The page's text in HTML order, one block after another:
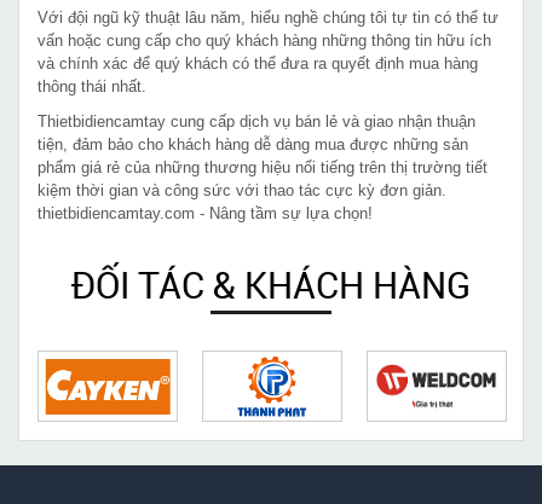
Với đội ngũ kỹ thuật lâu năm, hiểu nghề chúng tôi tự tin có thể tư
vấn hoặc cung cấp cho quý khách hàng những thông tin hữu ích
và chính xác để quý khách có thể đưa ra quyết định mua hàng
thông thái nhất.
Thietbidiencamtay cung cấp dịch vụ bán lẻ và giao nhận thuận
tiện, đảm bảo cho khách hàng dễ dàng mua được những sản
phẩm giá rẻ của những thương hiệu nổi tiếng trên thị trường tiết
kiệm thời gian và công sức với thao tác cực kỳ đơn giản.
thietbidiencamtay.com - Nâng tầm sự lựa chọn!
ĐỐI TÁC & KHÁCH HÀNG